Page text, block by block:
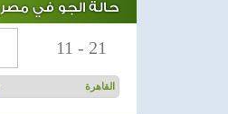
حالة الجو في مصر
11 - 21